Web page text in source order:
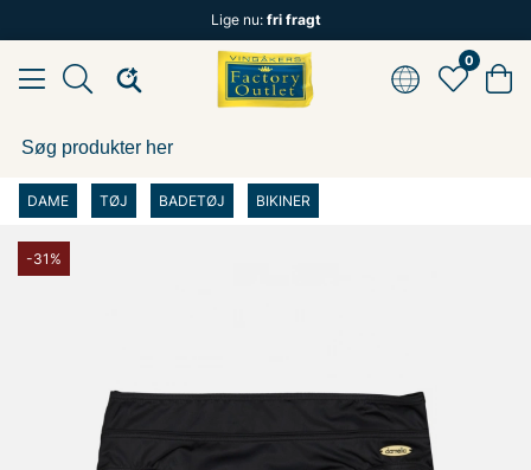
Lige nu: fri fragt
0
DAME TØJ BADETØJ BIKINER
-31%